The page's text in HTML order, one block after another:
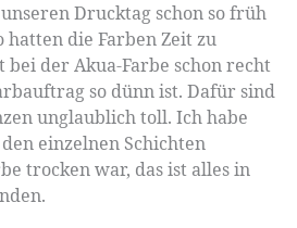
Drucktag schon so früh
hatten die Farben Zeit zu
bei der Akua-Farbe schon recht
so dünn ist. Dafür sind
unglaublich toll. Ich habe
einzelnen Schichten
trocken war, das ist alles in